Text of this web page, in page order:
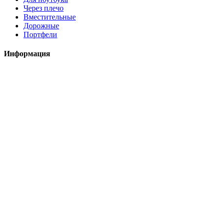
Через плечо
Вместительные
Дорожные
Портфели
Информация